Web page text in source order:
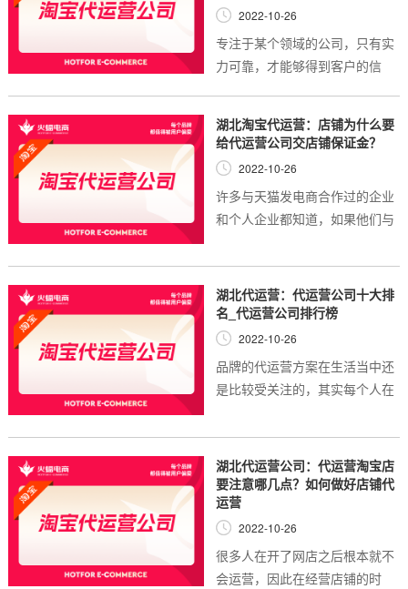
2022-10-26
专注于某个领域的公司，只有实
力可靠，才能够得到客户的信
特点。由于各个品牌都想要有着
人气较高的天猫店...
湖北淘宝代运营：店铺为什么要
给代运营公司交店铺保证金？
2022-10-26
许多与天猫发电商合作过的企业
和个人企业都知道，如果他们与
个电商代运营公司就会收取部分
押金，有些没有接触过发电经营
的企业会问:为什...
湖北代运营：代运营公司十大排
名_代运营公司排行榜
2022-10-26
品牌的代运营方案在生活当中还
是比较受关注的，其实每个人在
过程当中会考虑到一系列的代运
营平台公司。毕竟不同的平台在
运营的同时将能...
湖北代运营公司：代运营淘宝店
要注意哪几点？如何做好店铺代
运营
2022-10-26
很多人在开了网店之后根本就不
会运营，因此在经营店铺的时